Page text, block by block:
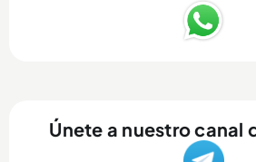
Únete a nuestro canal